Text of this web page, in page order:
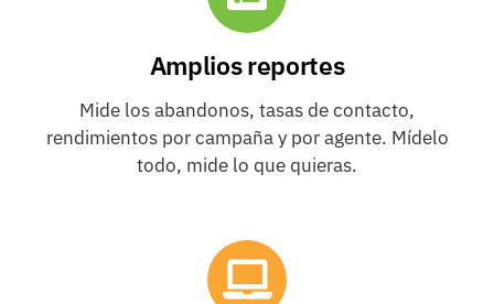
Amplios reportes
Mide los abandonos, tasas de contacto,
rendimientos por campaña y por agente. Mídelo
todo, mide lo que quieras.